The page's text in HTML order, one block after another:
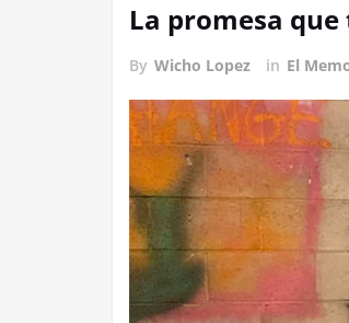
La promesa que
By Wicho Lopez in El